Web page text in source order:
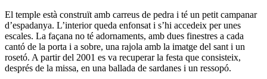
El temple està construït amb carreus de pedra i té un petit campanar
d’espadanya. L’interior queda enfonsat i s’hi accedeix per unes
escales. La façana no té adornaments, amb dues finestres a cada
cantó de la porta i a sobre, una rajola amb la imatge del sant i un
rosetó. A partir del 2001 es va recuperar la festa que consisteix,
després de la missa, en una ballada de sardanes i un ressopó.